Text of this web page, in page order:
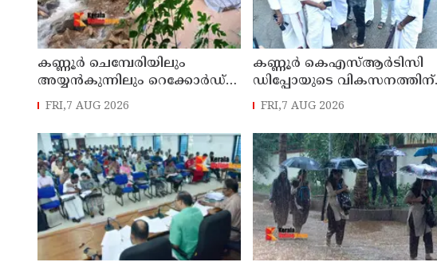
കണ്ണൂർ ചെമ്പേരിയിലും
അയ്യൻകുന്നിലും റെക്കോർഡ്
മഴ ; ഉദയഗിരിയിൽ നേരിയ
ക്യാമ്പിലേക്ക് മാറ്റി
FRI,7 AUG 2026
കണ്ണൂർ കെഎസ്ആർടിസി
ഡിപ്പോയുടെ വികസനത്തിന്
മാസ്റ്റർ പ്ലാൻ തയ്യാറാക്കി
എം എൽ എ
FRI,7 AUG 2026